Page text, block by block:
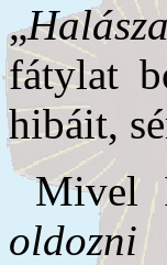
„
fátylat
hibáit,
Mivel
oldozni